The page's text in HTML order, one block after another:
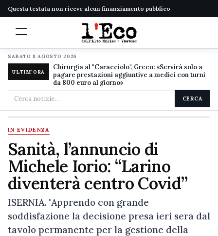
Questa testata non riceve alcun finanziamento pubblico
SABATO 8 AGOSTO 2026
ULTIM'ORA
Chirurgia al "Caracciolo", Greco: «Servirà solo a
pagare prestazioni aggiuntive a medici con turni
da 800 euro al giorno»
Cerca
nel
sito
CERCA
IN EVIDENZA
Sanità, l’annuncio di
Michele Iorio: “Larino
diventerà centro Covid”
ISERNIA. "Apprendo con grande
soddisfazione la decisione presa ieri sera dal
tavolo permanente per la gestione della